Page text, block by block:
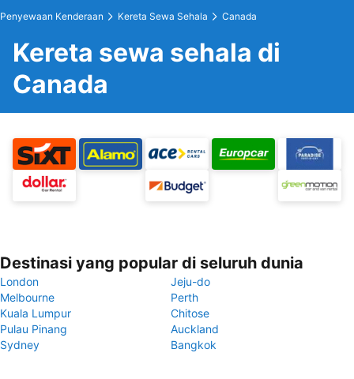
Penyewaan Kenderaan Kereta Sewa Sehala Canada
Kereta sewa sehala di
Canada
Destinasi yang popular di seluruh dunia
London
Jeju-do
Melbourne
Perth
Kuala Lumpur
Chitose
Pulau Pinang
Auckland
Sydney
Bangkok